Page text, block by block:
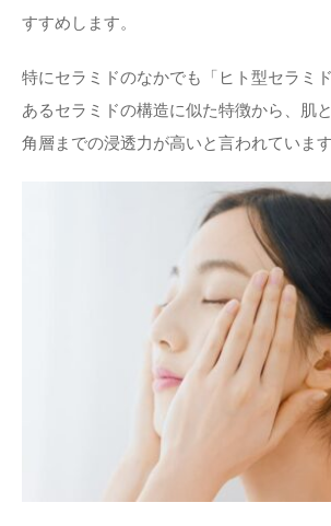
すすめします。
特にセラミドのなかでも「ヒト型セラミ
あるセラミドの構造に似た特徴から、肌
角層までの浸透力が高いと言われています